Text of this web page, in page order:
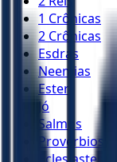
1 Crônicas
2 Crônicas
Esdras
Neemias
Ester
Jó
Salmos
Provérbios